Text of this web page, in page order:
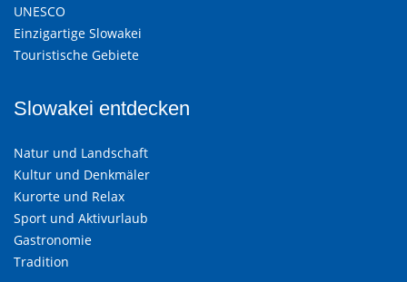
UNESCO
Einzigartige Slowakei
Touristische Gebiete
Slowakei entdecken
Natur und Landschaft
Kultur und Denkmäler
Kurorte und Relax
Sport und Aktivurlaub
Gastronomie
Tradition